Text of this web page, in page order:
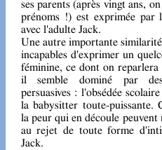
ses parents (après vingt ans,
prénoms !) est exprimée par
avec l'adulte Jack.
Une autre importante
incapables d'exprimer un
féminine, ce dont on reparlera
il semble dominé par
persuasives : l'obsédée
la babysitter toute-puissante.
la peur qui en découle
au rejet de toute forme
Jack.